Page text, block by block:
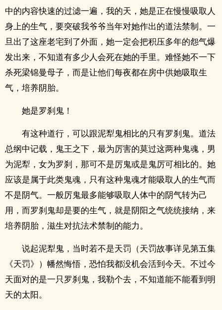
中的内容快速的过滤一遍，我的天，她是正在慢慢吸取人
身上的生气，要突破我爷爷当年对她作出的道法禁制。一
旦出了这座老宅到了外面，她一定会把积压多年的怨气爆
发出来，不知道有多少人会死在她的手里。难怪她不一下
杀死梁锦曼母子，而是让他们每夜都在房中供她吸取生
气，培养阴胎。
她是罗刹鬼！
有这种道行，可以跟泥犁鬼相比的只有罗刹鬼。道法
总纲中记载，鬼王之下，最为厉害的莫过这两种鬼魂，男
为泥犁，女为罗刹，那可不是厉鬼或是鬼厉可相比的。她
应该是属于此类鬼魂，只有这种鬼魂才能吸取人的生气而
不是阴气。一般厉鬼最多能够吸取人体中的阴气转为己
用，而罗刹鬼却是要的生气，就是阴阳之气统统接纳，来
培养阴胎，滋生对抗法术禁制的能力。
说起泥犁鬼，当时若不是天罚（天罚故事详见第五集
《天罚》）幡然悔悟，恐怕我都没机会活到今天。不过今
天面对的是一只罗刹鬼，我勒个去，不知道能不能看到明
天的太阳。